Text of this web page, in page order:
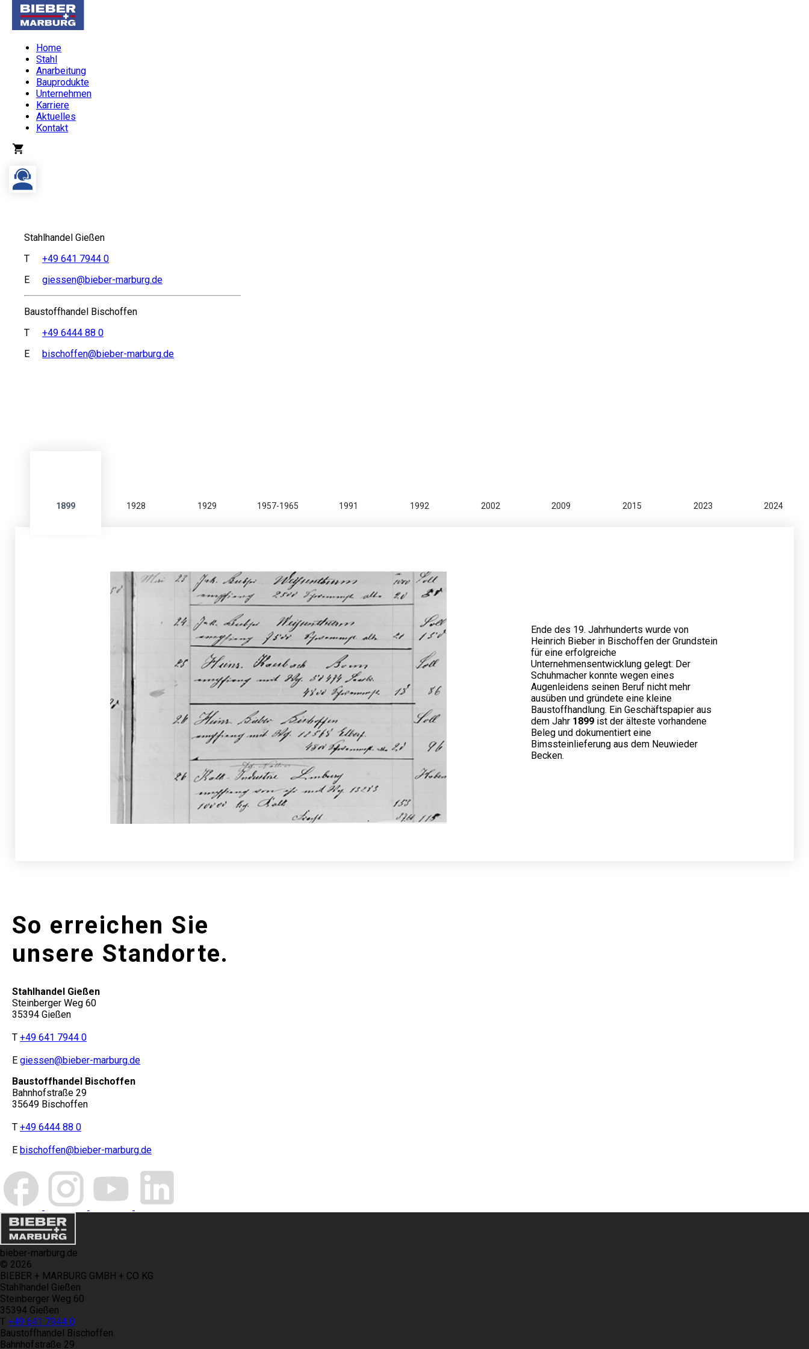
Home
Stahl
Anarbeitung
Bauprodukte
Unternehmen
Karriere
Aktuelles
Kontakt
Stahlhandel Gießen
T
+49 641 7944 0
E
giessen@bieber-marburg.de
Baustoffhandel Bischoffen
T
+49 6444 88 0
E
bischoffen@bieber-marburg.de
1899 1928 1929 1957-1965 1991 1992 2002 2009 2015 2023 2024
Ende des 19. Jahrhunderts wurde von
Heinrich Bieber in Bischoffen der Grundstein
für eine erfolgreiche
Unternehmensentwicklung gelegt: Der
Schuhmacher konnte wegen eines
Augenleidens seinen Beruf nicht mehr
ausüben und gründete eine kleine
Baustoffhandlung. Ein Geschäftspapier aus
dem Jahr 1899ist der älteste vorhandene
Beleg und dokumentiert eine
Bimssteinlieferung aus dem Neuwieder
Becken.
So erreichen Sie
unsere Standorte.
Stahlhandel Gießen
Steinberger Weg 60
35394 Gießen
T +49 641 7944 0
E giessen@bieber-marburg.de
Baustoffhandel Bischoffen
Bahnhofstraße 29
35649 Bischoffen
T +49 6444 88 0
E bischoffen@bieber-marburg.de
bieber-marburg.de
© 2026
BIEBER + MARBURG GMBH + CO KG
Stahlhandel Gießen
Steinberger Weg 60
35394 Gießen
T +49 641 7944 0
Baustoffhandel Bischoffen
Bahnhofstraße 29